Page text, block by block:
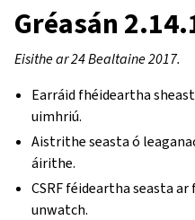
Gréasán
Eisithe ar 24 Bealtaine 2017.
Earráid fhéideartha
uimhriú.
Aistrithe seasta ó
áirithe.
CSRF féideartha seasta
unwatch.